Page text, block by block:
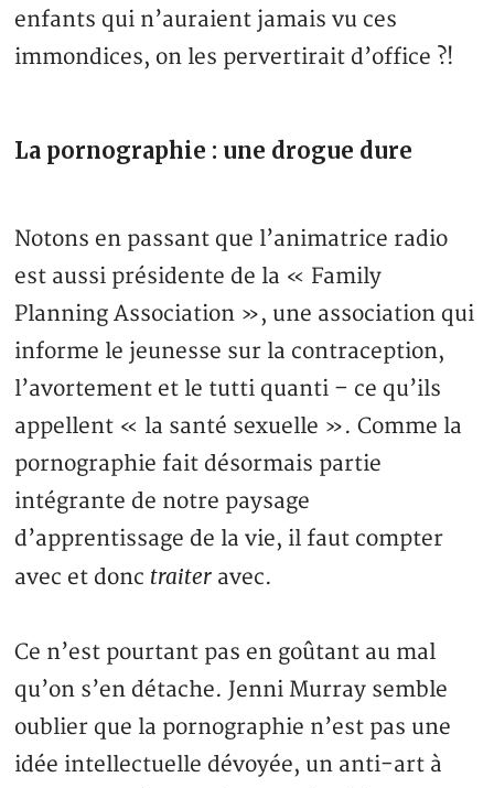
enfants qui n’auraient jamais vu ces
immondices, on les pervertirait d’office ?!
La pornographie : une drogue dure
Notons en passant que l’animatrice radio
est aussi présidente de la « Family
Planning Association », une association qui
informe le jeunesse sur la contraception,
l’avortement et le tutti quanti – ce qu’ils
appellent « la santé sexuelle ». Comme la
pornographie fait désormais partie
intégrante de notre paysage
d’apprentissage de la vie, il faut compter
avec et donc traiter avec.
Ce n’est pourtant pas en goûtant au mal
qu’on s’en détache. Jenni Murray semble
oublier que la pornographie n’est pas une
idée intellectuelle dévoyée, un anti-art à